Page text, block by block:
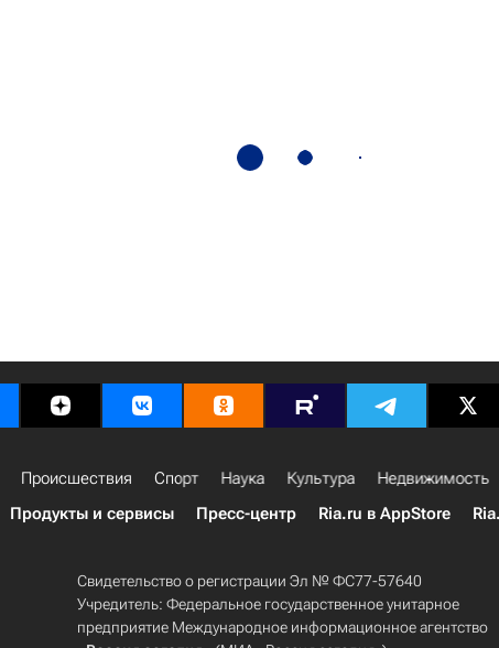
Происшествия Спорт Наука Культура Недвижимость
Продукты и сервисы Пресс-центр Ria.ru в AppStore
Свидетельство о регистрации Эл № ФС77-57640
Учредитель: Федеральное государственное унитарное
предприятие Международное информационное агентство